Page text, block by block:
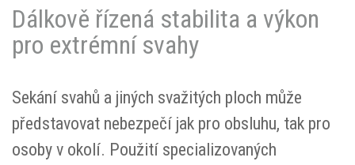
Dálkově řízená stabilita a výkon
pro extrémní svahy
Sekání svahů a jiných svažitých ploch může
představovat nebezpečí jak pro obsluhu, tak pro
osoby v okolí. Použití specializovaných